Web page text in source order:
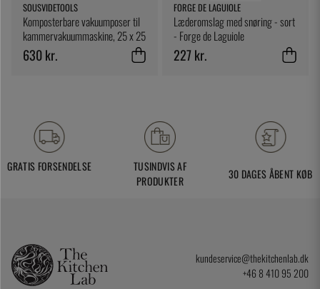
SOUSVIDETOOLS
Komposterbare vakuumposer til
kammervakuummaskine, 25 x 25
cm, 200-pak - SousVideTools
630 kr.
FORGE DE LAGUIOLE
Læderomslag med snøring - sort
- Forge de Laguiole
227 kr.
GRATIS FORSENDELSE
TUSINDVIS AF
PRODUKTER
30 DAGES ÅBENT KØB
kundeservice@thekitchenlab.dk
+46 8 410 95 200